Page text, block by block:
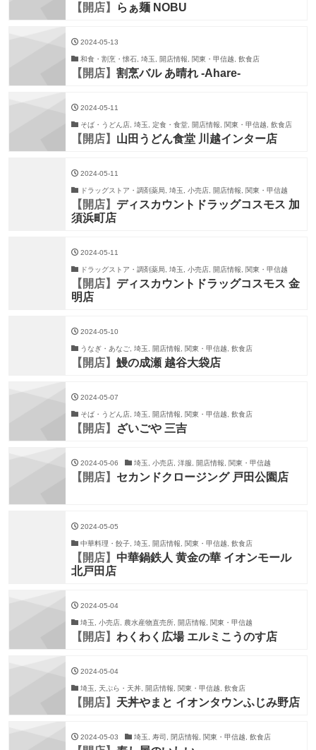
【開店】 らぁ麺 NOBU
2024-05-13
和食・割烹・懐石, 埼玉, 開店情報, 関東・甲信越, 飲食店
【開店】 割烹バル あ晴れ -Ahare-
2024-05-11
そば・うどん店, 埼玉, 定食・食堂, 開店情報, 関東・甲信越, 飲食店
【開店】 山田うどん食堂 川越インター店
2024-05-11
ドラッグストア・調剤薬局, 埼玉, 小売店, 開店情報, 関東・甲信越
【開店】 ディスカウントドラッグコスモス 加
須浜町店
2024-05-11
ドラッグストア・調剤薬局, 埼玉, 小売店, 開店情報, 関東・甲信越
【開店】 ディスカウントドラッグコスモス 金
明店
2024-05-10
うなぎ・あなご, 埼玉, 開店情報, 関東・甲信越, 飲食店
【開店】 鰻の成瀬 越谷大袋店
2024-05-07
そば・うどん店, 埼玉, 開店情報, 関東・甲信越, 飲食店
【開店】 ざいごや 三吉
2024-05-06 埼玉, 小売店, 洋服, 開店情報, 関東・甲信越
【開店】 セカンドクロージング 戸田公園店
2024-05-05
中華料理・餃子, 埼玉, 開店情報, 関東・甲信越, 飲食店
【開店】 中華鍋鉄人 黄金の華 イオンモール
北戸田店
2024-05-04
埼玉, 小売店, 農水産物直売所, 開店情報, 関東・甲信越
【開店】 わくわく広場 エルミこうのす店
2024-05-04
埼玉, 天ぷら・天丼, 開店情報, 関東・甲信越, 飲食店
【開店】 天丼やまと イオンタウンふじみ野店
2024-05-03 埼玉, 寿司, 閉店情報, 関東・甲信越, 飲食店